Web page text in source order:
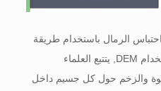
احتباس الرمال باستخدام طريقة
العناصر المنفصلة (الى ال). باستخدام DEM, يتتبع العلماء
والزخم حول كل جسيم داخل